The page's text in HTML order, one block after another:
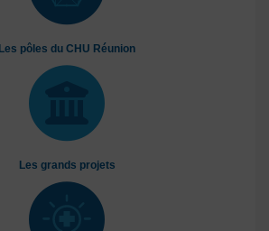
Les pôles du CHU Réunion
Les grands projets